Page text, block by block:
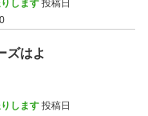
します 投稿日
ズはよ
します 投稿日